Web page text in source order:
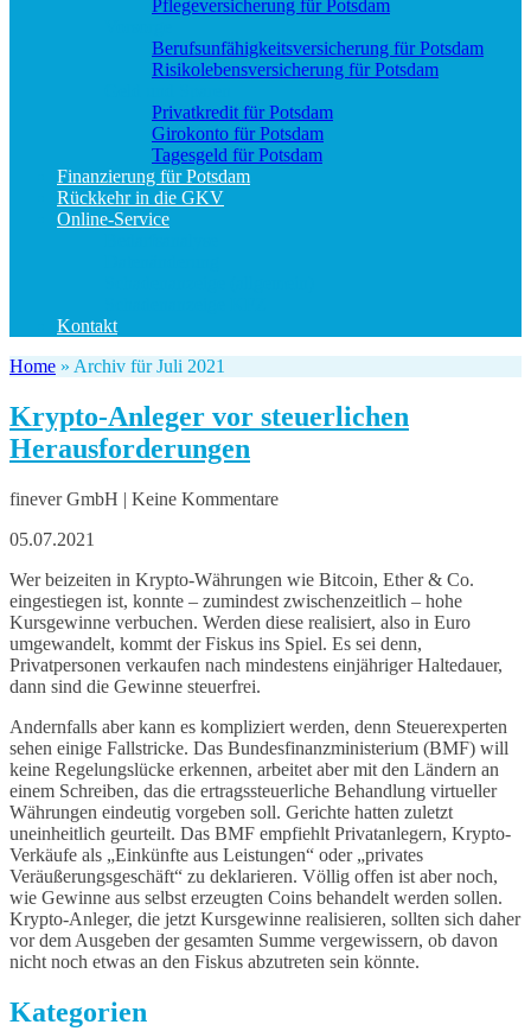
Pflegeversicherung für Potsdam
Berufs­unfähigkeitsversicherung für Potsdam
Risikolebensversicherung für Potsdam
Privatkredit für Potsdam
Girokonto für Potsdam
Tagesgeld für Potsdam
Finanzierung für Potsdam
Rückkehr in die GKV
Online-Service
Kontakt
Home » Archiv für Juli 2021
Krypto-Anleger vor steuerlichen
Herausforderungen
finever GmbH | Keine Kommentare
05.07.2021
Wer beizeiten in Krypto-Währungen wie Bitcoin, Ether & Co.
eingestiegen ist, konnte – zumindest zwischenzeitlich – hohe
Kursgewinne verbuchen. Werden diese realisiert, also in Euro
umgewandelt, kommt der Fiskus ins Spiel. Es sei denn,
Privatpersonen verkaufen nach mindestens einjähriger Haltedauer,
dann sind die Gewinne steuerfrei.
Andernfalls aber kann es kompliziert werden, denn Steuerexperten
sehen einige Fallstricke. Das Bundesfinanzministerium (BMF) will
keine Regelungslücke erkennen, arbeitet aber mit den Ländern an
einem Schreiben, das die ertragssteuerliche Behandlung virtueller
Währungen eindeutig vorgeben soll. Gerichte hatten zuletzt
uneinheitlich geurteilt. Das BMF empfiehlt Privatanlegern, Krypto-
Verkäufe als „Einkünfte aus Leistungen“ oder „privates
Veräußerungsgeschäft“ zu deklarieren. Völlig offen ist aber noch,
wie Gewinne aus selbst erzeugten Coins behandelt werden sollen.
Krypto-Anleger, die jetzt Kursgewinne realisieren, sollten sich daher
vor dem Ausgeben der gesamten Summe vergewissern, ob davon
nicht noch etwas an den Fiskus abzutreten sein könnte.
Kategorien